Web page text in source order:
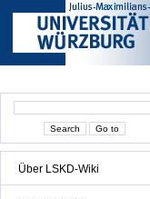
Über LSKD-Wiki